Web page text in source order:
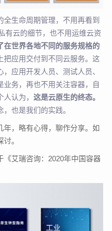
生命周期管理，不用再看到
有云的细节，也不用运维云资
在世界各地不同的服务规格的
把应用交付到不同云服务。这
应用开发人员、测试人员、
务，再也不用关注容器，自
认为， 这是云原生的终态。
也是我们的实践。
年，略有心得，聊作分享。如
。
《艾瑞咨询：2020年中国容器